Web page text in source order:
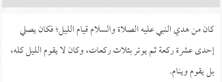
كان من هدي النبي عليه الصلاة والسلام قيام الليل؛ فكان يصلي
إحدى عشرة ركعة ثم يوتر بثلاث ركعات، وكان لا يقوم الليل كله،
بل يقوم وينام.